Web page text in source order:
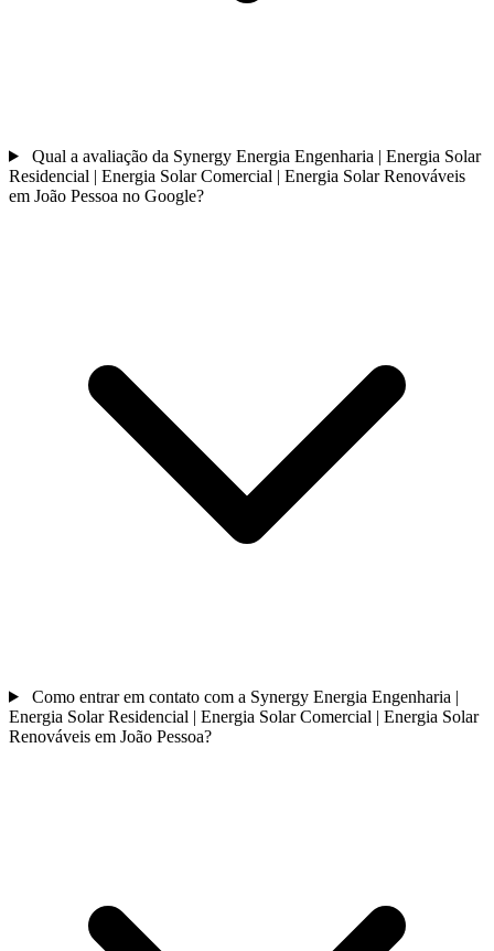
Qual a avaliação da Synergy Energia Engenharia | Energia Solar
Residencial | Energia Solar Comercial | Energia Solar Renováveis
em João Pessoa no Google?
Como entrar em contato com a Synergy Energia Engenharia |
Energia Solar Residencial | Energia Solar Comercial | Energia Solar
Renováveis em João Pessoa?